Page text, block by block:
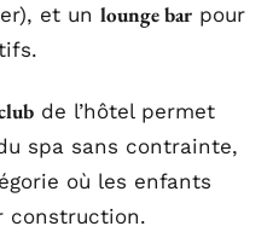
et un lounge bar pour
de l’hôtel permet
spa sans contrainte,
où les enfants
construction.